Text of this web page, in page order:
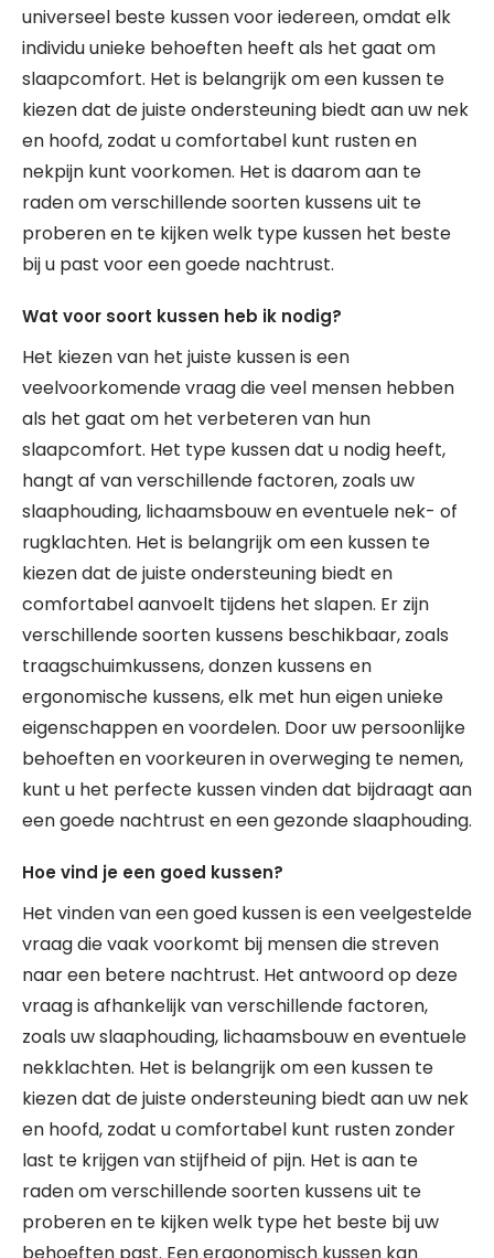
universeel beste kussen voor iedereen, omdat elk
individu unieke behoeften heeft als het gaat om
slaapcomfort. Het is belangrijk om een kussen te
kiezen dat de juiste ondersteuning biedt aan uw nek
en hoofd, zodat u comfortabel kunt rusten en
nekpijn kunt voorkomen. Het is daarom aan te
raden om verschillende soorten kussens uit te
proberen en te kijken welk type kussen het beste
bij u past voor een goede nachtrust.
Wat voor soort kussen heb ik nodig?
Het kiezen van het juiste kussen is een
veelvoorkomende vraag die veel mensen hebben
als het gaat om het verbeteren van hun
slaapcomfort. Het type kussen dat u nodig heeft,
hangt af van verschillende factoren, zoals uw
slaaphouding, lichaamsbouw en eventuele nek- of
rugklachten. Het is belangrijk om een kussen te
kiezen dat de juiste ondersteuning biedt en
comfortabel aanvoelt tijdens het slapen. Er zijn
verschillende soorten kussens beschikbaar, zoals
traagschuimkussens, donzen kussens en
ergonomische kussens, elk met hun eigen unieke
eigenschappen en voordelen. Door uw persoonlijke
behoeften en voorkeuren in overweging te nemen,
kunt u het perfecte kussen vinden dat bijdraagt aan
een goede nachtrust en een gezonde slaaphouding.
Hoe vind je een goed kussen?
Het vinden van een goed kussen is een veelgestelde
vraag die vaak voorkomt bij mensen die streven
naar een betere nachtrust. Het antwoord op deze
vraag is afhankelijk van verschillende factoren,
zoals uw slaaphouding, lichaamsbouw en eventuele
nekklachten. Het is belangrijk om een kussen te
kiezen dat de juiste ondersteuning biedt aan uw nek
en hoofd, zodat u comfortabel kunt rusten zonder
last te krijgen van stijfheid of pijn. Het is aan te
raden om verschillende soorten kussens uit te
proberen en te kijken welk type het beste bij uw
behoeften past. Een ergonomisch kussen kan